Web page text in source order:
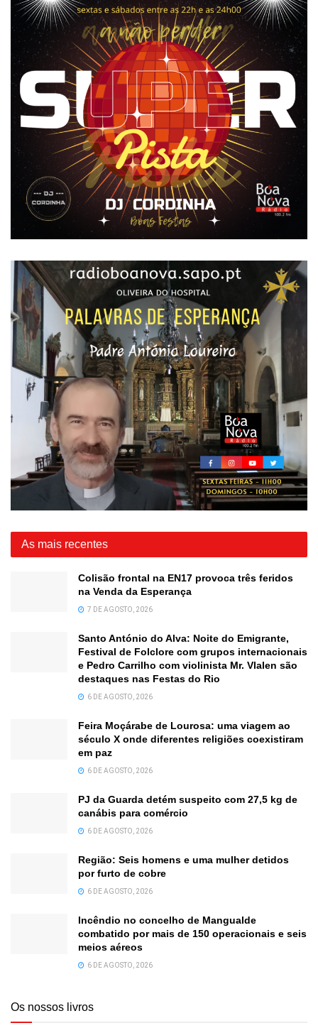
As mais recentes
Colisão frontal na EN17 provoca três feridos
na Venda da Esperança
7 DE AGOSTO, 2026
Santo António do Alva: Noite do Emigrante,
Festival de Folclore com grupos internacionais
e Pedro Carrilho com violinista Mr. Vlalen são
destaques nas Festas do Rio
6 DE AGOSTO, 2026
Feira Moçárabe de Lourosa: uma viagem ao
século X onde diferentes religiões coexistiram
em paz
6 DE AGOSTO, 2026
PJ da Guarda detém suspeito com 27,5 kg de
canábis para comércio
6 DE AGOSTO, 2026
Região: Seis homens e uma mulher detidos
por furto de cobre
6 DE AGOSTO, 2026
Incêndio no concelho de Mangualde
combatido por mais de 150 operacionais e seis
meios aéreos
6 DE AGOSTO, 2026
Os nossos livros